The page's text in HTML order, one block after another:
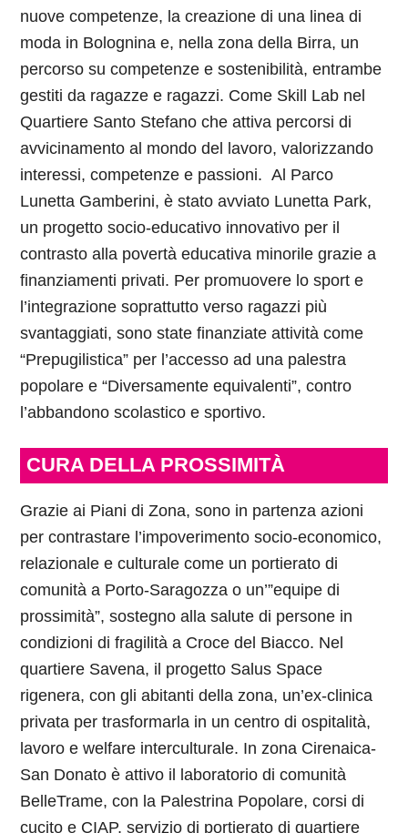
nuove competenze, la creazione di una linea di
moda in Bolognina e, nella zona della Birra, un
percorso su competenze e sostenibilità, entrambe
gestiti da ragazze e ragazzi. Come Skill Lab nel
Quartiere Santo Stefano che attiva percorsi di
avvicinamento al mondo del lavoro, valorizzando
interessi, competenze e passioni. Al Parco
Lunetta Gamberini, è stato avviato Lunetta Park,
un progetto socio-educativo innovativo per il
contrasto alla povertà educativa minorile grazie a
finanziamenti privati. Per promuovere lo sport e
l’integrazione soprattutto verso ragazzi più
svantaggiati, sono state finanziate attività come
“Prepugilistica” per l’accesso ad una palestra
popolare e “Diversamente equivalenti”, contro
l’abbandono scolastico e sportivo.
CURA DELLA PROSSIMITÀ
Grazie ai Piani di Zona, sono in partenza azioni
per contrastare l’impoverimento socio-economico,
relazionale e culturale come un portierato di
comunità a Porto-Saragozza o un’”equipe di
prossimità”, sostegno alla salute di persone in
condizioni di fragilità a Croce del Biacco. Nel
quartiere Savena, il progetto Salus Space
rigenera, con gli abitanti della zona, un’ex-clinica
privata per trasformarla in un centro di ospitalità,
lavoro e welfare interculturale. In zona Cirenaica-
San Donato è attivo il laboratorio di comunità
BelleTrame, con la Palestrina Popolare, corsi di
cucito e CIAP, servizio di portierato di quartiere